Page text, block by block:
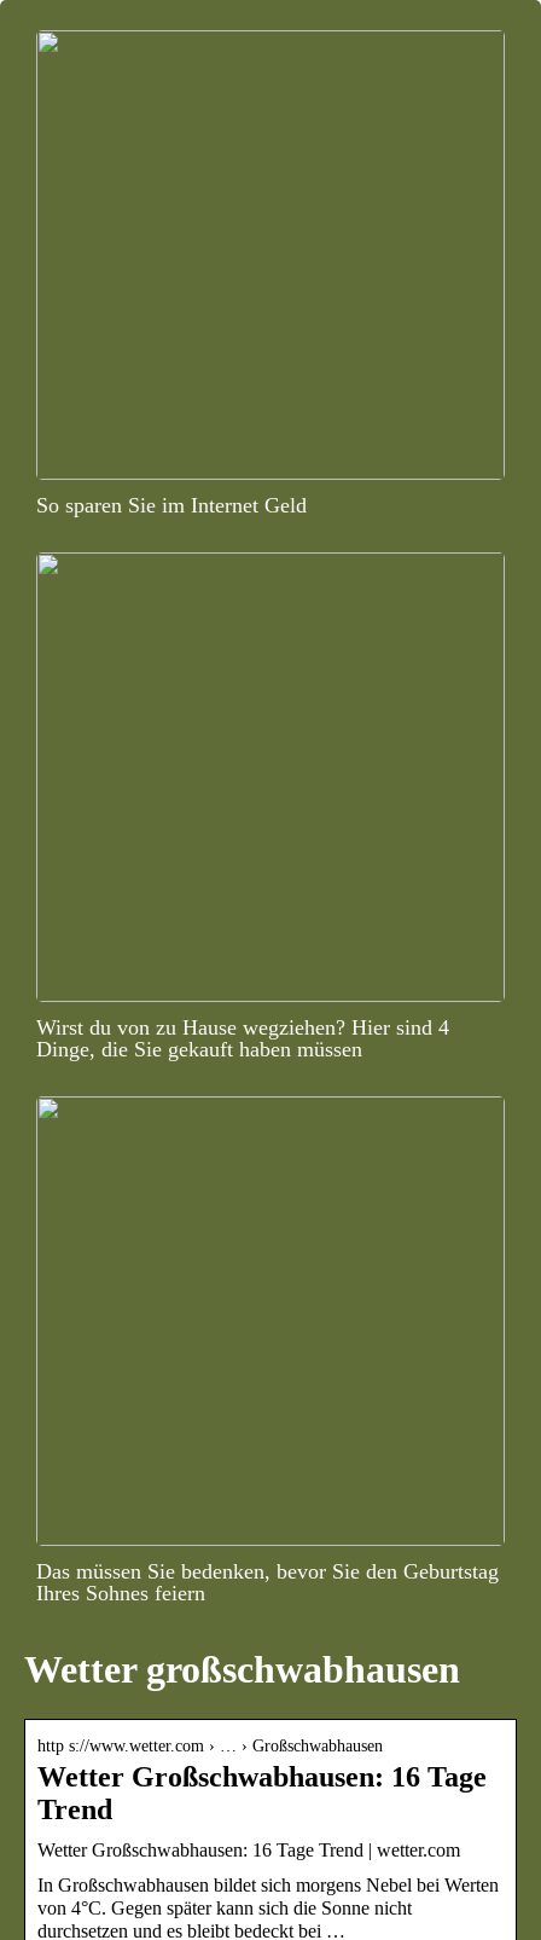
So sparen Sie im Internet Geld
Wirst du von zu Hause wegziehen? Hier sind 4
Dinge, die Sie gekauft haben müssen
Das müssen Sie bedenken, bevor Sie den Geburtstag
Ihres Sohnes feiern
Wetter großschwabhausen
http s://www.wetter.com › … › Großschwabhausen
Wetter Großschwabhausen: 16 Tage
Trend
Wetter Großschwabhausen: 16 Tage Trend | wetter.com
In Großschwabhausen bildet sich morgens Nebel bei Werten
von 4°C. Gegen später kann sich die Sonne nicht
durchsetzen und es bleibt bedeckt bei …